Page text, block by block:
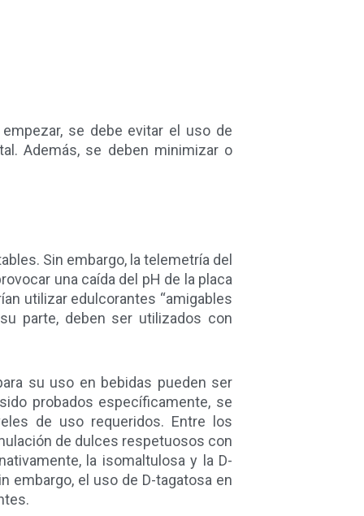
se debe evitar el uso de
Además, se deben minimizar o
Sin embargo, la telemetría del
una caída del pH de la placa
utilizar edulcorantes “amigables
parte, deben ser utilizados con
su uso en bebidas pueden ser
probados específicamente, se
de uso requeridos. Entre los
de dulces respetuosos con
la isomaltulosa y la D-
embargo, el uso de D-tagatosa en